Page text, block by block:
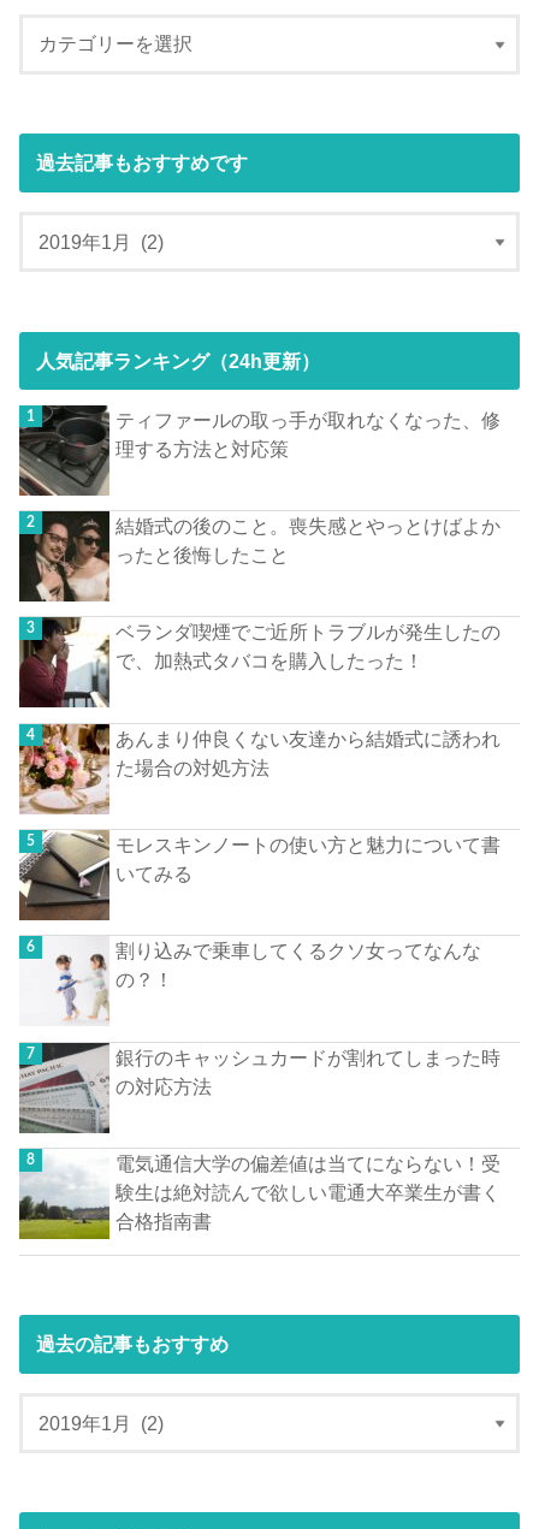
過去記事もおすすめです
人気記事ランキング（24h更新）
ティファールの取っ手が取れなくなった、修
理する方法と対応策
結婚式の後のこと。喪失感とやっとけばよか
ったと後悔したこと
ベランダ喫煙でご近所トラブルが発生したの
で、加熱式タバコを購入したった！
あんまり仲良くない友達から結婚式に誘われ
た場合の対処方法
モレスキンノートの使い方と魅力について書
いてみる
割り込みで乗車してくるクソ女ってなんな
の？！
銀行のキャッシュカードが割れてしまった時
の対応方法
電気通信大学の偏差値は当てにならない！受
験生は絶対読んで欲しい電通大卒業生が書く
合格指南書
過去の記事もおすすめ